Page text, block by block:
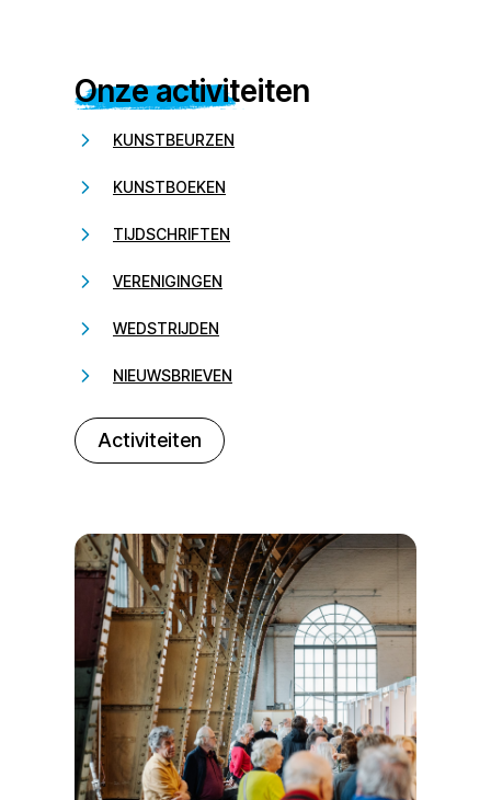
Onze activiteiten
KUNSTBEURZEN
KUNSTBOEKEN
TIJDSCHRIFTEN
VERENIGINGEN
WEDSTRIJDEN
NIEUWSBRIEVEN
Activiteiten
232323